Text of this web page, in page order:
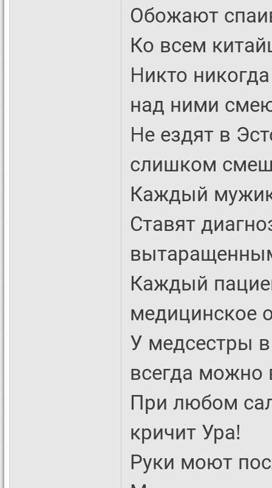
Обожают
Ко всем
Hикто
над ними
Hе ездят в
слишком
Каждый мужик
Ставят
Каждый
медицинское
У медсестры
всегда можно
При любом
кричит Ура!
Руки моют